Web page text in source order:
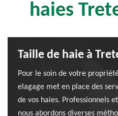
haies
Taille de haie à
Pour le soin de votre
elagage met en place des
de vos haies. Professionnels
nous abordons diverses